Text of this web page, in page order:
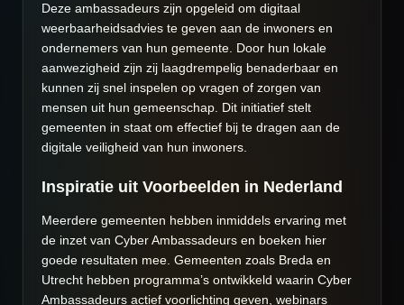
Deze ambassadeurs zijn opgeleid om digitaal
weerbaarheidsadvies te geven aan de inwoners en
ondernemers van hun gemeente. Door hun lokale
aanwezigheid zijn zij laagdrempelig benaderbaar en
kunnen zij snel inspelen op vragen of zorgen van
mensen uit hun gemeenschap. Dit initiatief stelt
gemeenten in staat om effectief bij te dragen aan de
digitale veiligheid van hun inwoners.
Inspiratie uit Voorbeelden in Nederland
Meerdere gemeenten hebben inmiddels ervaring met
de inzet van Cyber Ambassadeurs en boeken hier
goede resultaten mee. Gemeenten zoals Breda en
Utrecht hebben programma’s ontwikkeld waarin Cyber
Ambassadeurs actief voorlichting geven, webinars